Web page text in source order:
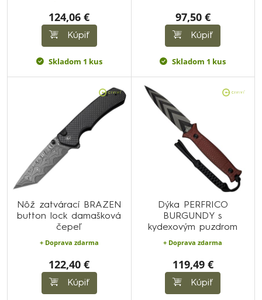
124,06 €
Kúpiť
Skladom 1 kus
97,50 €
Kúpiť
Skladom 1 kus
Nôž zatvárací BRAZEN
button lock damašková
čepeľ
+ Doprava zdarma
122,40 €
Kúpiť
Dýka PERFRICO
BURGUNDY s
kydexovým puzdrom
+ Doprava zdarma
119,49 €
Kúpiť